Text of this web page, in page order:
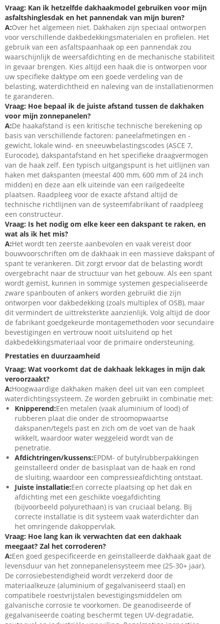
Vraag: Kan ik hetzelfde dakhaakmodel gebruiken voor mijn
asfaltshinglesdak en het pannendak van mijn buren?
A:Over het algemeen niet. Dakhaken zijn speciaal ontworpen
voor verschillende dakbedekkingsmaterialen en profielen. Het
gebruik van een asfaltspaanhaak op een pannendak zou
waarschijnlijk de weersafdichting en de mechanische stabiliteit
in gevaar brengen. Kies altijd een haak die is ontworpen voor
uw specifieke daktype om een ​​goede verdeling van de
belasting, waterdichtheid en naleving van de installatienormen
te garanderen.
Vraag: Hoe bepaal ik de juiste afstand tussen de dakhaken
voor mijn zonnepanelen?
A:De haakafstand is een kritische technische berekening op
basis van verschillende factoren: paneelafmetingen en -
gewicht, lokale wind- en sneeuwbelastingscodes (ASCE 7,
Eurocode), dakspantafstand en het specifieke draagvermogen
van de haak zelf. Een typisch uitgangspunt is het uitlijnen van
haken met dakspanten (meestal 400 mm, 600 mm of 24 inch
midden) en deze aan elk uiteinde van een railgedeelte
plaatsen. Raadpleeg voor de exacte afstand altijd de
technische richtlijnen van de systeemfabrikant of raadpleeg
een constructeur.
Vraag: Is het nodig om elke keer een dakspant te raken, en
wat als ik het mis?
A:Het wordt ten zeerste aanbevolen en vaak vereist door
bouwvoorschriften om de dakhaak in een massieve dakspant of
spant te verankeren. Dit zorgt ervoor dat de belasting wordt
overgebracht naar de structuur van het gebouw. Als een spant
wordt gemist, kunnen in sommige systemen gespecialiseerde
zware spanbouten of ankers worden gebruikt die zijn
ontworpen voor dakbedekking (zoals multiplex of OSB), maar
dit vermindert de uittreksterkte aanzienlijk. Volg altijd de door
de fabrikant goedgekeurde montagemethoden voor secundaire
bevestigingen en vertrouw nooit uitsluitend op het
dakbedekkingsmateriaal voor de primaire ondersteuning.
Prestaties en duurzaamheid
Vraag: Wat voorkomt dat de dakhaak lekkages in mijn dak
veroorzaakt?
A:Hoogwaardige dakhaken maken deel uit van een compleet
waterdichtingssysteem. Ze worden gebruikt in combinatie met:
Knipperend:Een metalen (vaak aluminium of lood) of
rubberen plaat die onder de stroomopwaartse
dakspanen/tegels past en zich om de voet van de haak
wikkelt, waardoor water weggeleid wordt van de
penetratie.
Afdichtringen/kussens:EPDM- of butylrubberpakkingen
geïnstalleerd onder de basisplaat van de haak en rond
de sluiting, waardoor een compressieafdichting ontstaat.
Juiste installatie:Een correcte plaatsing op het dak en
afdichting met een geschikte voegafdichting
(bijvoorbeeld polyurethaan) is van cruciaal belang. Bij
correcte installatie is dit systeem vaak waterdichter dan
het omringende dakoppervlak.
Vraag: Hoe lang kan ik verwachten dat een dakhaak
meegaat? Zal het corroderen?
A:Een goed gespecificeerde en geïnstalleerde dakhaak gaat de
levensduur van het zonnepanelensysteem mee (25-30+ jaar).
De corrosiebestendigheid wordt verzekerd door de
materiaalkeuze (aluminium of gegalvaniseerd staal) en
compatibele roestvrijstalen bevestigingsmiddelen om
galvanische corrosie te voorkomen. De geanodiseerde of
gegalvaniseerde coating beschermt tegen UV-degradatie,